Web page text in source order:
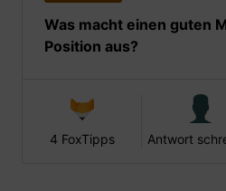
Was macht einen guten
Position aus?
4 FoxTipps Antwort